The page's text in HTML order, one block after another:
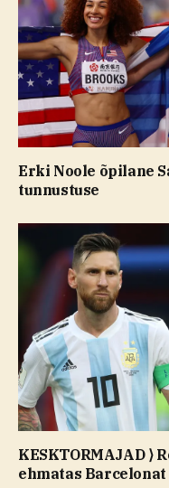
Erki Noole õpilane
tunnustuse
KESKTORMAJAD ⟩
ehmatas Barcelonat